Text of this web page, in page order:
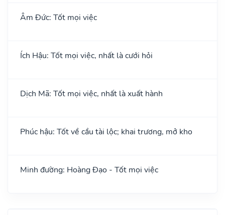
Âm Đức: Tốt mọi việc
Ích Hậu: Tốt mọi việc, nhất là cưới hỏi
Dịch Mã: Tốt mọi việc, nhất là xuất hành
Phúc hậu: Tốt về cầu tài lộc; khai trương, mở kho
Minh đường: Hoàng Đạo - Tốt mọi việc